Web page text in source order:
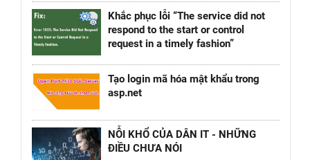
Khắc phục lỗi “The service did not
respond to the start or control
request in a timely fashion”
Tạo login mã hóa mật khẩu trong
asp.net
NỖI KHỔ CỦA DÂN IT - NHỮNG
ĐIỀU CHƯA NÓI